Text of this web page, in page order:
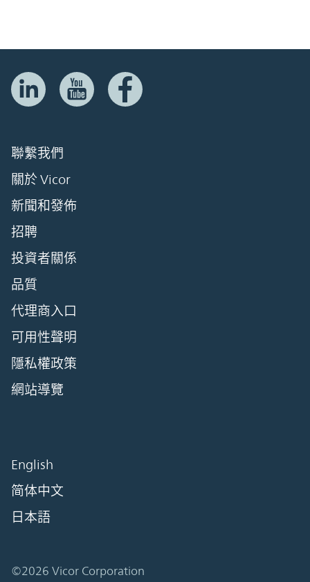
聯繫我們
關於 Vicor
新聞和發佈
招聘
投資者關係
品質
代理商入口
可用性聲明
隱私權政策
網站導覽
English
简体中文
日本語
©2026 Vicor Corporation